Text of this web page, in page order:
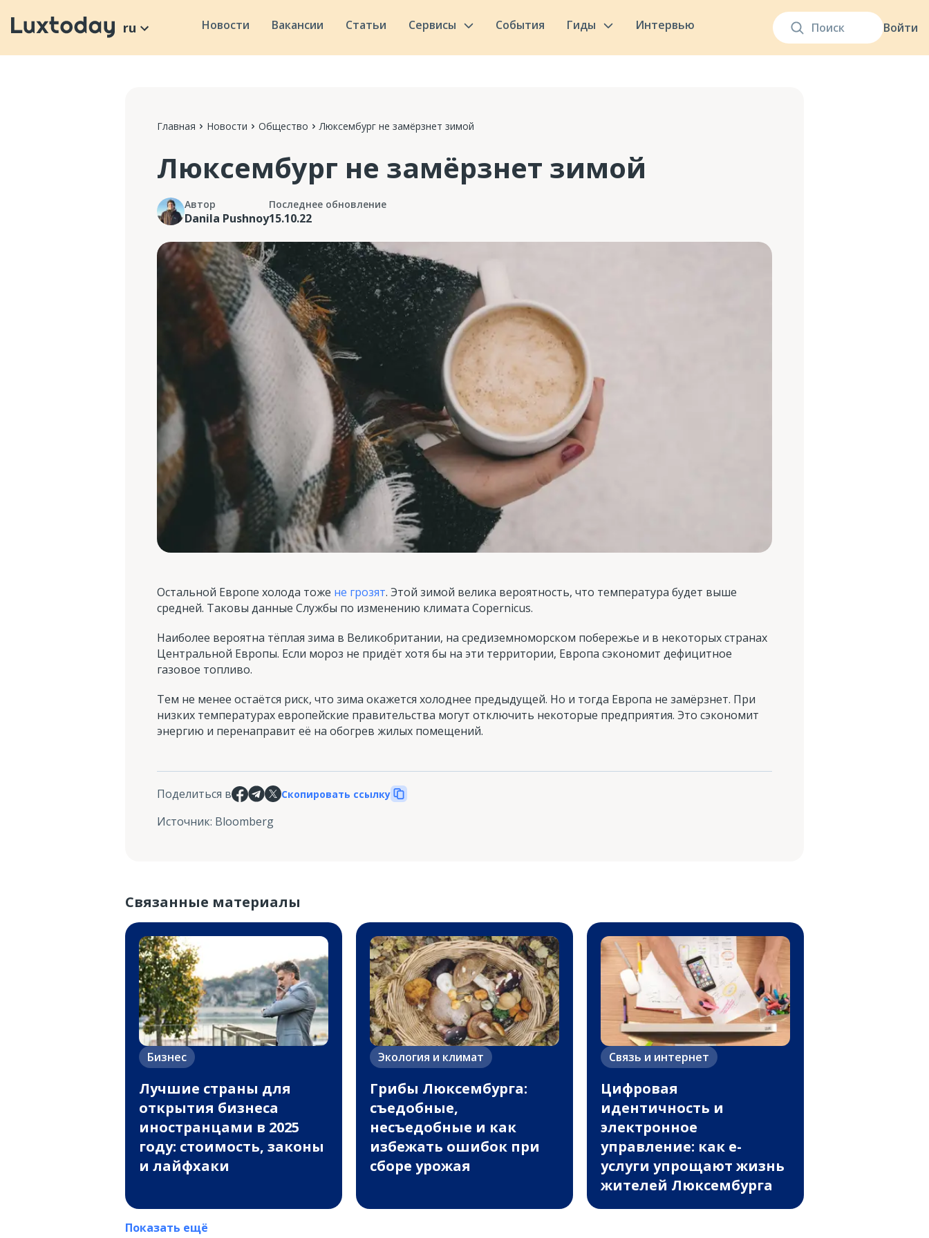
Войти
ru Новости Вакансии Статьи Сервисы События Гиды Интервью
Главная Новости Общество Люксембург не замёрзнет зимой
Люксембург не замёрзнет зимой
Автор
Danila Pushnoy
Последнее обновление
15.10.22
Остальной Европе холода тоже не грозят. Этой зимой велика вероятность, что температура будет выше
средней. Таковы данные Службы по изменению климата Copernicus.
Наиболее вероятна тёплая зима в Великобритании, на средиземноморском побережье и в некоторых странах
Центральной Европы. Если мороз не придёт хотя бы на эти территории, Европа сэкономит дефицитное
газовое топливо.
Тем не менее остаётся риск, что зима окажется холоднее предыдущей. Но и тогда Европа не замёрзнет. При
низких температурах европейские правительства могут отключить некоторые предприятия. Это сэкономит
энергию и перенаправит её на обогрев жилых помещений.
Поделиться в Скопировать ссылку
Источник: Bloomberg
Связанные материалы
Бизнес
Лучшие страны для
открытия бизнеса
иностранцами в 2025
году: стоимость, законы
и лайфхаки
Экология и климат
Грибы Люксембурга:
съедобные,
несъедобные и как
избежать ошибок при
сборе урожая
Связь и интернет
Цифровая
идентичность и
электронное
управление: как e-
услуги упрощают жизнь
жителей Люксембурга
Показать ещё